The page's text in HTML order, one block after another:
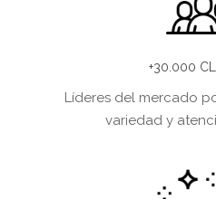
+30.000
Líderes del mercado
variedad y